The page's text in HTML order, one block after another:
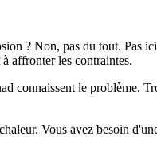
? Non, pas du tout. Pas
affronter les contraintes.
connaissent le problème.
Vous avez besoin